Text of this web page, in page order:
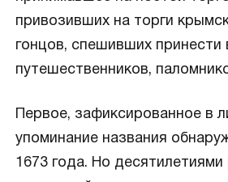
привозивших на торги
гонцов, спешивших принести
путешественников,
Первое, зафиксированное в
упоминание названия
1673 года. Но десятилетиями